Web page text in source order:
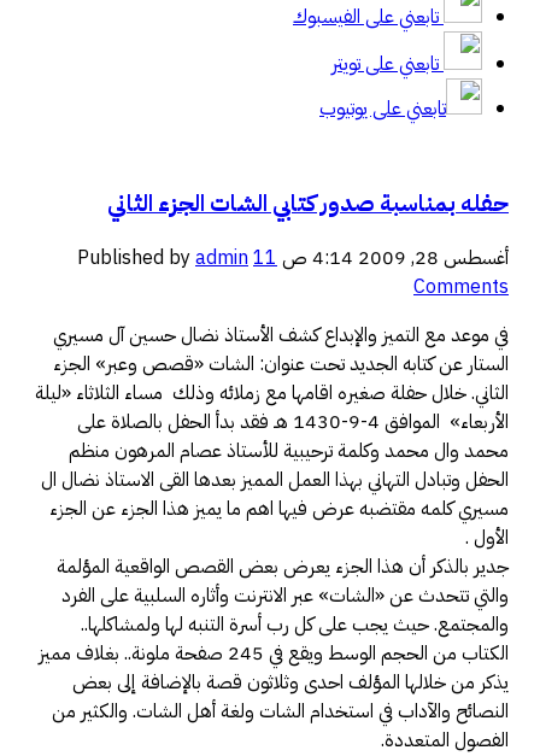
تابعني على الفيسبوك
تابعني على تويتر
تابعني على يوتيوب
حفله بمناسبة صدور كتابي الشات الجزء الثاني
أغسطس 28, 2009 4:14 ص Published byadmin11
Comments
في موعد مع التميز والإبداع كشف الأستاذ نضال حسين آل مسيري
الستار عن كتابه الجديد تحت عنوان: الشات «قصص وعبر» الجزء
الثاني. خلال حفلة صغيره اقامها مع زملائه وذلك مساء الثلاثاء «ليلة
الأربعاء» الموافق 4-9-1430 هـ فقد بدأ الحفل بالصلاة على
محمد وال محمد وكلمة ترحيبية للأستاذ عصام المرهون منظم
الحفل وتبادل التهاني بهذا العمل المميز بعدها القى الاستاذ نضال ال
مسيري كلمه مقتضبه عرض فيها اهم ما يميز هذا الجزء عن الجزء
الأول .
جدير بالذكر أن هذا الجزء يعرض بعض القصص الواقعية المؤلمة
والتي تتحدث عن «الشات» عبر الانترنت وأثاره السلبية على الفرد
والمجتمع. حيث يجب على كل رب أسرة التنبه لها ولمشاكلها..
الكتاب من الحجم الوسط ويقع في 245 صفحة ملونة.. بغلاف مميز
يذكر من خلالها المؤلف احدى وثلاثون قصة بالإضافة إلى بعض
النصائح والآداب في استخدام الشات ولغة أهل الشات. والكثير من
الفصول المتعددة.